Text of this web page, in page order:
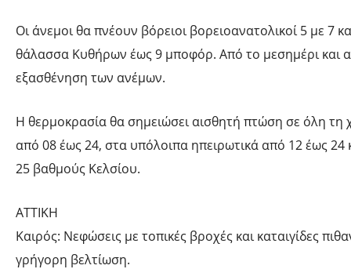
Οι άνεμοι θα πνέουν βόρειοι βορειοανατολικοί 5 με 7
θάλασσα Κυθήρων έως 9 μποφόρ. Από το μεσημέρι και
εξασθένηση των ανέμων.
Η θερμοκρασία θα σημειώσει αισθητή πτώση σε όλη τη
από 08 έως 24, στα υπόλοιπα ηπειρωτικά από 12 έως 24
25 βαθμούς Κελσίου.
ΑΤΤΙΚΗ
Καιρός: Νεφώσεις με τοπικές βροχές και καταιγίδες
γρήγορη βελτίωση.